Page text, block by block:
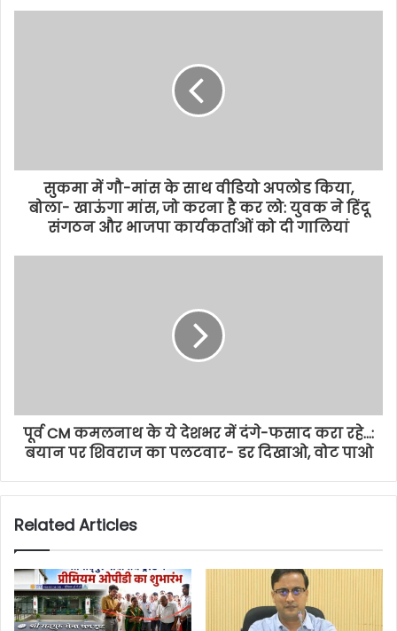
सुकमा में गौ-मांस के साथ वीडियो अपलोड किया,
बोला- खाऊंगा मांस, जो करना है कर लो: युवक ने हिंदू
संगठन और भाजपा कार्यकर्ताओं को दी गालियां
पूर्व CM कमलनाथ के ये देशभर में दंगे-फसाद करा रहे...:
बयान पर शिवराज का पलटवार- डर दिखाओ, वोट पाओ
Related Articles